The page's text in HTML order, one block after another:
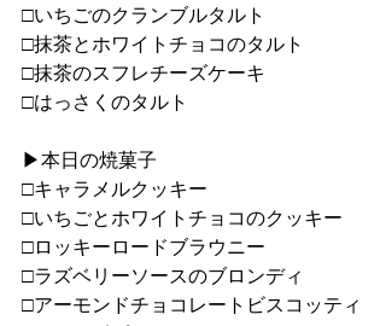
□いちごのクランブルタルト
□抹茶とホワイトチョコのタルト
□抹茶のスフレチーズケーキ
□はっさくのタルト
▶︎本日の焼菓子
□キャラメルクッキー
□いちごとホワイトチョコのクッキー
□ロッキーロードブラウニー
□ラズベリーソースのブロンディ
□アーモンドチョコレートビスコッティ